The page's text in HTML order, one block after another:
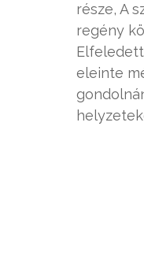
része, A
regény
eleinte